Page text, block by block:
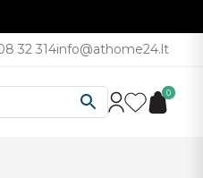
32 314info@athome24.lt
0